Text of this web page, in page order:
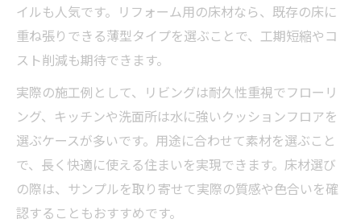
イルも人気です。リフォーム用の床材なら、既存の床に
重ね張りできる薄型タイプを選ぶことで、工期短縮やコ
スト削減も期待できます。
実際の施工例として、リビングは耐久性重視でフローリ
ング、キッチンや洗面所は水に強いクッションフロアを
選ぶケースが多いです。用途に合わせて素材を選ぶこと
で、長く快適に使える住まいを実現できます。床材選び
の際は、サンプルを取り寄せて実際の質感や色合いを確
認することもおすすめです。